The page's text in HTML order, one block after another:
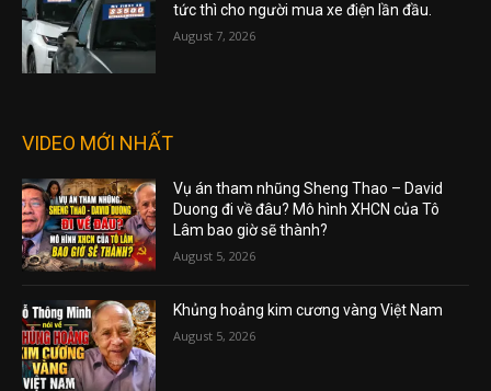
tức thì cho người mua xe điện lần đầu.
August 7, 2026
VIDEO MỚI NHẤT
Vụ án tham nhũng Sheng Thao – David
Duong đi về đâu? Mô hình XHCN của Tô
Lâm bao giờ sẽ thành?
August 5, 2026
Khủng hoảng kim cương vàng Việt Nam
August 5, 2026